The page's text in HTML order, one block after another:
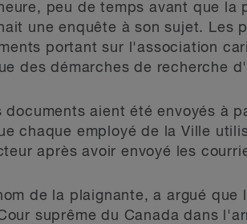
peu de temps avant que
une enquête à son sujet. Les
portant sur l'association
des démarches de recherche
documents aient été envoyés à
chaque employé de la Ville
après avoir envoyé les
de la plaignante, a argué
suprême du Canada dans